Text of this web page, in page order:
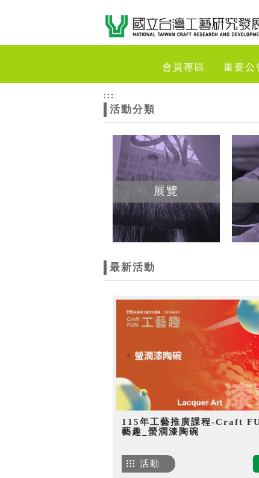
會員專區 重要公
:::
活動分類
展覽
最新活動
115年工藝推廣課程-Craft
藝趣_螢潤漆陶碗
活動